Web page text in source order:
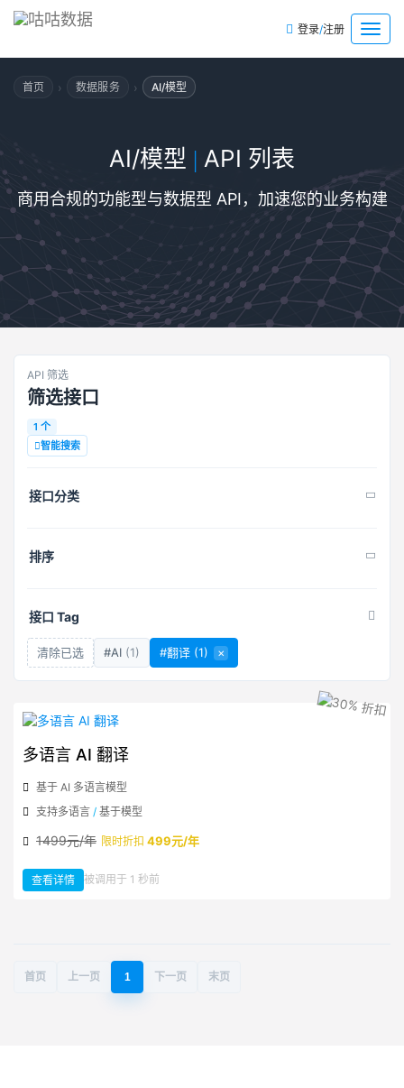
菜
单
登录/注册
首页 › 数据服务 › AI/模型
AI/模型 | API 列表
商用合规的功能型与数据型 API，加速您的业务构建
API 筛选
筛选接口
1 个
智能搜索
接口分类
排序
接口 Tag
清除已选 #AI (1) #翻译 (1) ×
多语言 AI 翻译
基于 AI 多语言模型
支持多语言 / 基于模型
1499元/年 限时折扣 499元/年
查看详情 ：
多
被调用于 1 秒前
首页 上一页 1 下一页 末页